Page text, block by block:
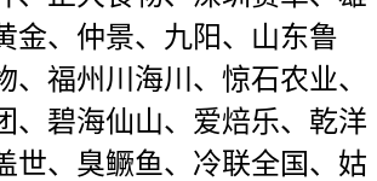
金、仲景、九阳、山东鲁
、福州川海川、惊石农业、
、碧海仙山、爱焙乐、乾洋
世、臭鳜鱼、冷联全国、姑